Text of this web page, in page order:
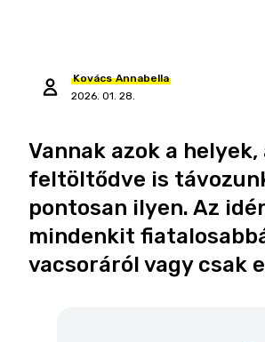
Kovács Annabella
2026. 01. 28.
Vannak azok a
feltöltődve is
pontosan ilyen. Az
mindenkit
vacsoráról vagy csak